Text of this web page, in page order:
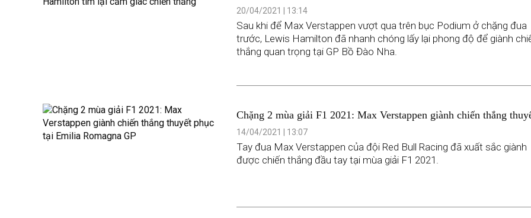
20/04/2021 | 13:14
Sau khi để Max Verstappen vượt qua trên bục Podium ở chặng đua
trước, Lewis Hamilton đã nhanh chóng lấy lại phong độ để giành
thắng quan trọng tại GP Bồ Đào Nha.
Chặng 2 mùa giải F1 2021: Max Verstappen giành chiến thắng
phục tại Emilia Romagna GP
14/04/2021 | 13:07
Tay đua Max Verstappen của đội Red Bull Racing đã xuất sắc giành
được chiến thắng đầu tay tại mùa giải F1 2021.